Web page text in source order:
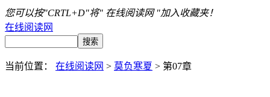
您可以按"CRTL+D"将" 在线阅读网 "加入收藏夹！
在线阅读网
当前位置： 在线阅读网 > 莫负寒夏 > 第07章